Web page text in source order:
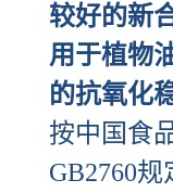
较好的新
用于植物
的抗氧化
按中国食
GB2760